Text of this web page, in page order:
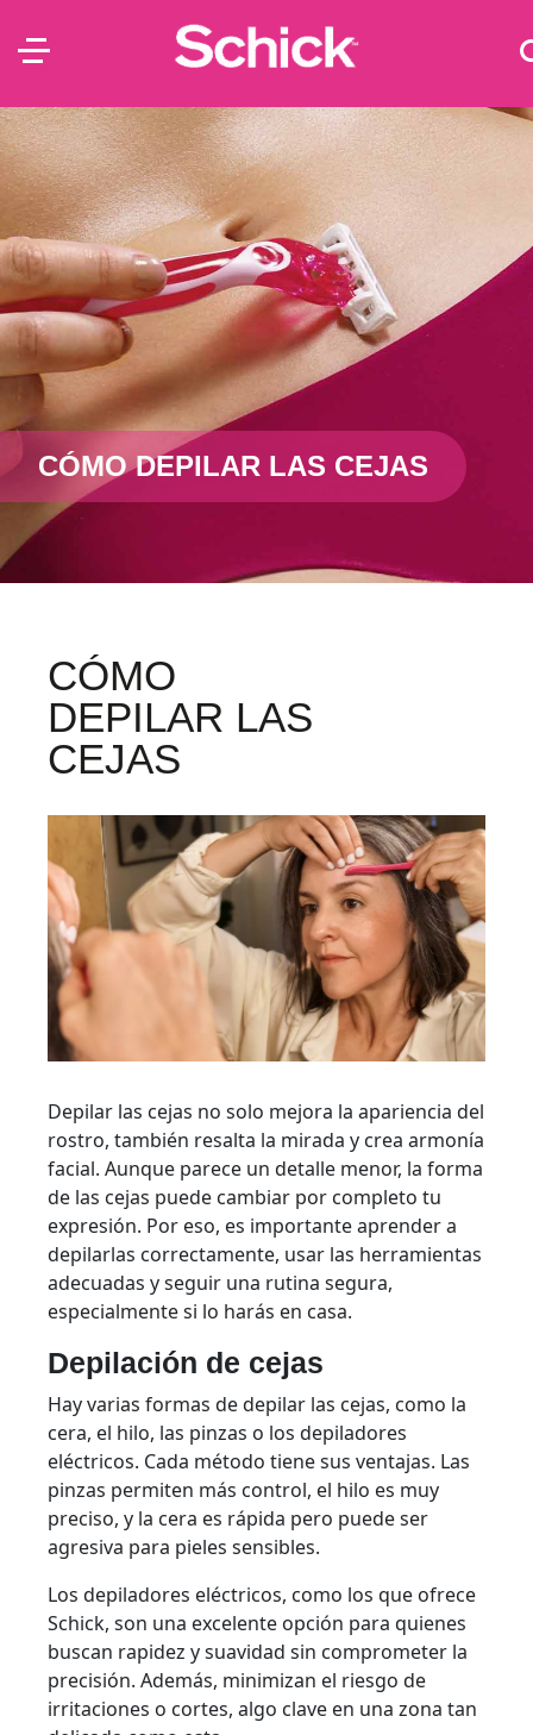
CÓMO DEPILAR LAS CEJAS
CÓMO
DEPILAR LAS
CEJAS
Depilar las cejas no solo mejora la apariencia del
rostro, también resalta la mirada y crea armonía
facial. Aunque parece un detalle menor, la forma
de las cejas puede cambiar por completo tu
expresión. Por eso, es importante aprender a
depilarlas correctamente, usar las herramientas
adecuadas y seguir una rutina segura,
especialmente si lo harás en casa.
Depilación de cejas
Hay varias formas de depilar las cejas, como la
cera, el hilo, las pinzas o los depiladores
eléctricos. Cada método tiene sus ventajas. Las
pinzas permiten más control, el hilo es muy
preciso, y la cera es rápida pero puede ser
agresiva para pieles sensibles.
Los depiladores eléctricos, como los que ofrece
Schick, son una excelente opción para quienes
buscan rapidez y suavidad sin comprometer la
precisión. Además, minimizan el riesgo de
irritaciones o cortes, algo clave en una zona tan